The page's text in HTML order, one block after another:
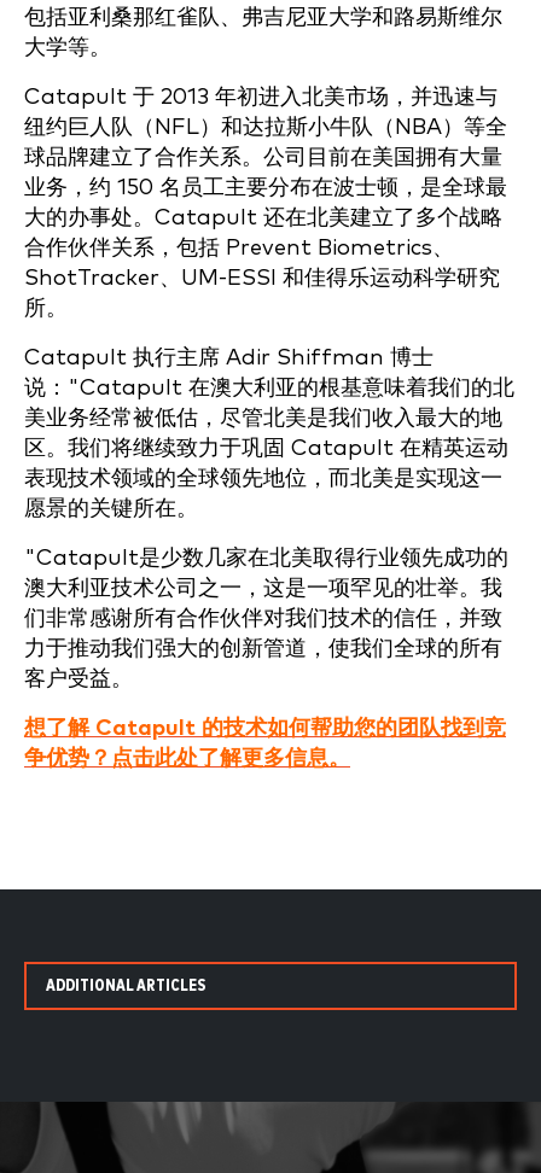
包括亚利桑那红雀队、弗吉尼亚大学和路易斯维尔
大学等。
Catapult 于 2013 年初进入北美市场，并迅速与
纽约巨人队（NFL）和达拉斯小牛队（NBA）等全
球品牌建立了合作关系。公司目前在美国拥有大量
业务，约 150 名员工主要分布在波士顿，是全球最
大的办事处。Catapult 还在北美建立了多个战略
合作伙伴关系，包括 Prevent Biometrics、
ShotTracker、UM-ESSI 和佳得乐运动科学研究
所。
Catapult 执行主席 Adir Shiffman 博士
说："Catapult 在澳大利亚的根基意味着我们的北
美业务经常被低估，尽管北美是我们收入最大的地
区。我们将继续致力于巩固 Catapult 在精英运动
表现技术领域的全球领先地位，而北美是实现这一
愿景的关键所在。
"Catapult是少数几家在北美取得行业领先成功的
澳大利亚技术公司之一，这是一项罕见的壮举。我
们非常感谢所有合作伙伴对我们技术的信任，并致
力于推动我们强大的创新管道，使我们全球的所有
客户受益。
想了解 Catapult 的技术如何帮助您的团队找到竞
争优势？点击此处了解更多信息。
ADDITIONAL ARTICLES